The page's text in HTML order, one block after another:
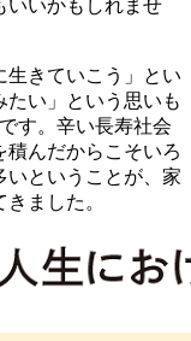
いいかもしれませ
きていこう」とい
たい」という思いも
す。辛い長寿社会
積んだからこそいろ
いということが、家
ました。